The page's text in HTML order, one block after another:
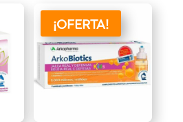
¡OFERTA!